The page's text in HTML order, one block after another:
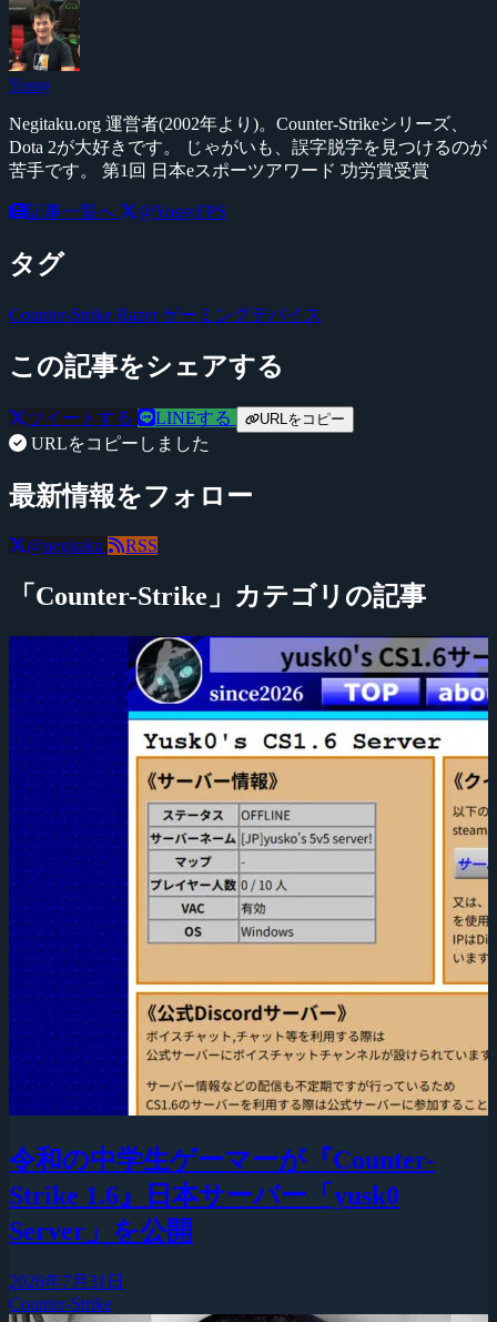
Yossy
Negitaku.org 運営者(2002年より)。Counter-Strikeシリーズ、
Dota 2が大好きです。 じゃがいも、誤字脱字を見つけるのが
苦手です。 第1回 日本eスポーツアワード 功労賞受賞
記事一覧へ @YossyFPS
タグ
Counter-Strike Razerゲーミングデバイス
この記事をシェアする
ツイートする LINEする URLをコピー
URLをコピーしました
最新情報をフォロー
@negitaku RSS
「Counter-Strike」カテゴリの記事
令和の中学生ゲーマーが『Counter-
Strike 1.6』日本サーバー「yusk0
Server」を公開
2026年7月31日
Counter-Strike